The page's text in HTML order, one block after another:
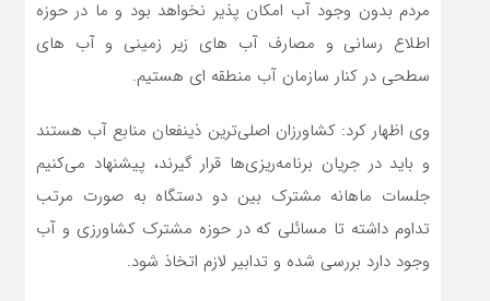
مردم بدون وجود آب امکان پذیر نخواهد بود و ما در حوزه
اطلاع رسانی و مصارف آب های زیر زمینی و آب های
سطحی در کنار سازمان آب منطقه ای هستیم.
وی اظهار کرد: کشاورزان اصلی‌ترین ذینفعان منابع آب هستند
و باید در جریان برنامه‌ریزی‌ها قرار گیرند، پیشنهاد می‌کنیم
جلسات ماهانه مشترک بین دو دستگاه به صورت مرتب
تداوم داشته تا مسائلی که در حوزه مشترک کشاورزی و آب
وجود دارد بررسی شده و تدابیر لازم اتخاذ شود.